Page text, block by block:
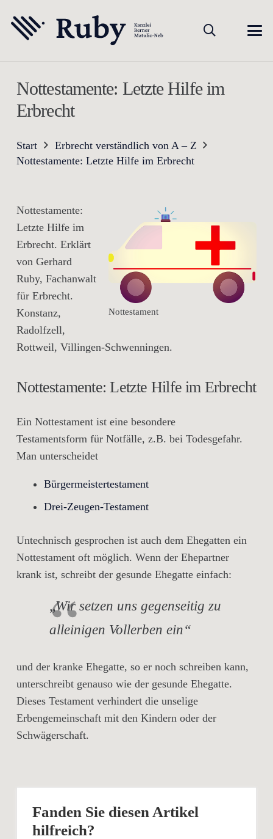
Nottestamente: Letzte Hilfe im
Erbrecht
Start
Erbrecht verständlich von A – Z
Nottestamente: Letzte Hilfe im Erbrecht
Nottestament
Nottestamente:
Letzte Hilfe im
Erbrecht. Erklärt
von Gerhard
Ruby, Fachanwalt
für Erbrecht.
Konstanz,
Radolfzell,
Rottweil, Villingen-Schwenningen.
Nottestamente: Letzte Hilfe im Erbrecht
Ein Nottestament ist eine besondere
Testamentsform für Notfälle, z.B. bei Todesgefahr.
Man unterscheidet
Bürgermeistertestament
Drei-Zeugen-Testament
Untechnisch gesprochen ist auch dem Ehegatten ein
Nottestament oft möglich. Wenn der Ehepartner
krank ist, schreibt der gesunde Ehegatte einfach:
„Wir setzen uns gegenseitig zu
alleinigen Vollerben ein“
und der kranke Ehegatte, so er noch schreiben kann,
unterschreibt genauso wie der gesunde Ehegatte.
Dieses Testament verhindert die unselige
Erbengemeinschaft mit den Kindern oder der
Schwägerschaft.
Fanden Sie diesen Artikel
hilfreich?